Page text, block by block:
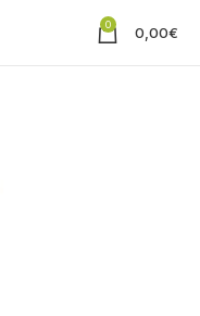
0 0,00€